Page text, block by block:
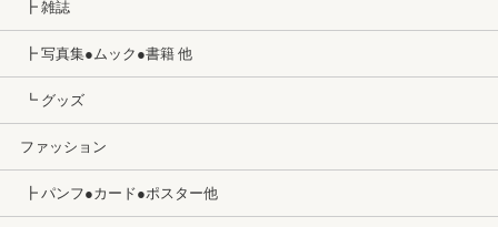
┣ 雑誌
┣ 写真集●ムック●書籍 他
┗ グッズ
ファッション
┣ パンフ●カード●ポスター他